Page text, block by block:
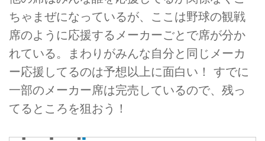
ちゃまぜになっているが、ここは野球の観戦
席のように応援するメーカーごとで席が分か
れている。まわりがみんな自分と同じメーカ
ー応援してるのは予想以上に面白い！ すでに
一部のメーカー席は完売しているので、残っ
てるところを狙おう！